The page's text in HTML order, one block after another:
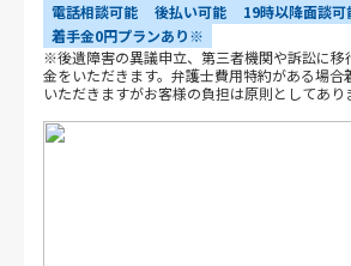
電話相談可能
後払い可能 19時以降面談可
着手金0円プランあり※
※後遺障害の異議申立、第三者機関や訴訟に移
金をいただきます。弁護士費用特約がある場合
いただきますがお客様の負担は原則としてあり